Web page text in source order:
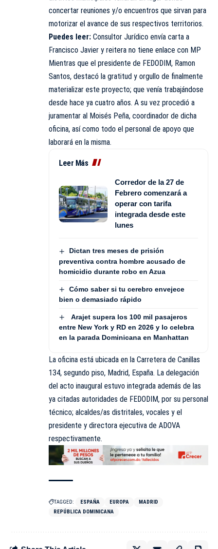
concertar reuniones y/o encuentros que sirvan para
motorizar el avance de sus respectivos territorios.
Puedes leer: Consultor Jurídico envía carta a
Francisco Javier y reitera no tiene enlace con MP
Mientras que el presidente de FEDODIM, Ramon
Santos, destacó la gratitud y orgullo de finalmente
materializar este proyecto; que venía trabajándose
desde hace ya cuatro años. A su vez procedió a
juramentar al Moisés Peña, coordinador de dicha
oficina, así como todo el personal de apoyo que
laborará en la misma.
Leer Más
Corredor de la 27 de
Febrero comenzará a
operar con tarifa
integrada desde este
lunes
Dictan tres meses de prisión
preventiva contra hombre acusado de
homicidio durante robo en Azua
Cómo saber si tu cerebro envejece
bien o demasiado rápido
Arajet supera los 100 mil pasajeros
entre New York y RD en 2026 y lo celebra
en la parada Dominicana en Manhattan
La oficina está ubicada en la Carretera de Canillas
134, segundo piso, Madrid, España. La delegación
del acto inaugural estuvo integrada además de las
ya citadas autoridades de FEDODIM, por su personal
técnico; alcaldes/as distritales, vocales y el
presidente y directora ejecutiva de ADOVA
respectivamente.
TAGGED: ESPAÑA EUROPA
MADRID
REPÚBLICA DOMINICANA